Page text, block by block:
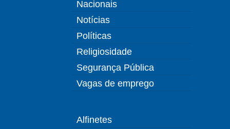
Nacionais
Notícias
Políticas
Religiosidade
Segurança Pública
Vagas de emprego
Alfinetes